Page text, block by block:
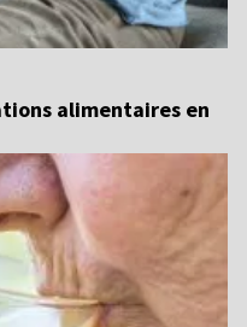
alimentaires en